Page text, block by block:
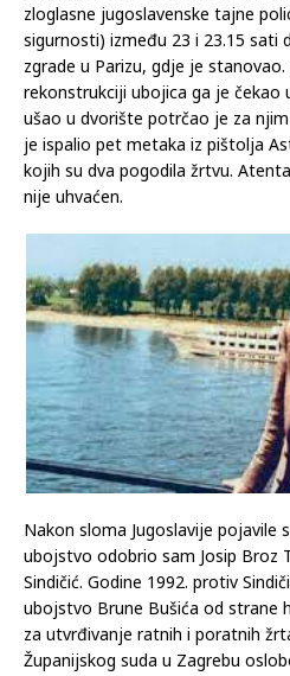
zloglasne jugoslavenske tajne
sigurnosti) između 23 i 23.15 sati
zgrade u Parizu, gdje je
rekonstrukciji ubojica ga je čekao
ušao u dvorište potrčao je za
je ispalio pet metaka iz pištolja
kojih su dva pogodila žrtvu.
nije uhvaćen.
Nakon sloma Jugoslavije pojavile
ubojstvo odobrio sam Josip Broz
Sindičić. Godine 1992. protiv
ubojstvo Brune Bušića od strane
za utvrđivanje ratnih i poratnih
Županijskog suda u Zagrebu